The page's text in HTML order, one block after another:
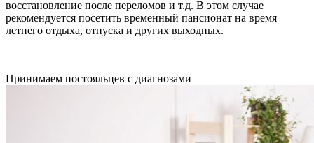
восстановление после переломов и т.д. В этом случае
рекомендуется посетить временный пансионат на время
летнего отдыха, отпуска и других выходных.
Принимаем постояльцев с диагнозами